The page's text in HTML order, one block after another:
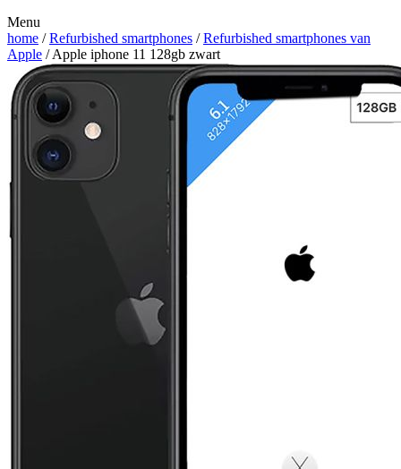
Menu
home /Refurbished smartphones /Refurbished smartphones van
Apple / Apple iphone 11 128gb zwart